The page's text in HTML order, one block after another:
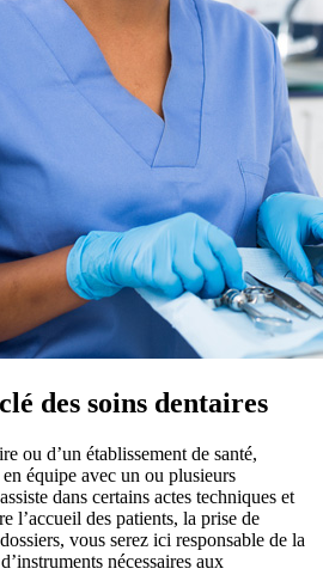
des soins dentaires
ou d’un établissement de santé,
équipe avec un ou plusieurs
dans certains actes techniques et
l’accueil des patients, la prise de
vous serez ici responsable de la
nécessaires aux